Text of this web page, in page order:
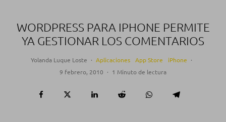
WORDPRESS PARA IPHONE PERMITE
YA GESTIONAR LOS COMENTARIOS
Yolanda Luque Loste · Aplicaciones App Store iPhone ·
9 febrero, 2010 · 1 Minuto de lectura